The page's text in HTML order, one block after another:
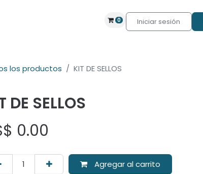
0 Iniciar sesión
los productos KIT DE SELLOS
DE SELLOS
0.00
Agregar al carrito